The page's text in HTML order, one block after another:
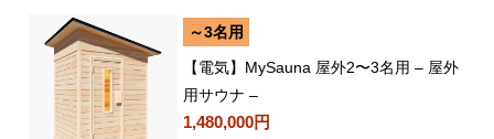
～3名用
【電気】MySauna 屋外2〜3名用 – 屋外
用サウナ –
1,480,000円